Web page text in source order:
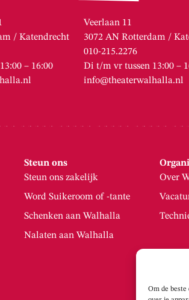
Om de
/ Katendrecht
– 16:00
Veerlaan 11
3072 AN Rotterdam /
010-215.2276
Di t/m vr tussen 13:00 –
info@theaterwalhalla.nl
Steun ons
Steun ons zakelijk
Word Suikeroom of -tante
Schenken aan Walhalla
Nalaten aan Walhalla
Over